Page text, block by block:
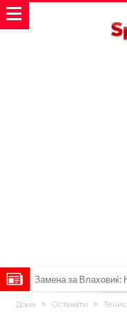
Замена за Влаховиќ:
УЕФА повторно се
Дома Останати Тенис